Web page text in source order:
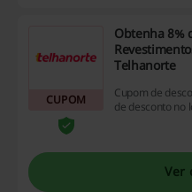
CUPOM
Obtenha 8%
Telhanorte
Cupom de
de desconto no
Ver